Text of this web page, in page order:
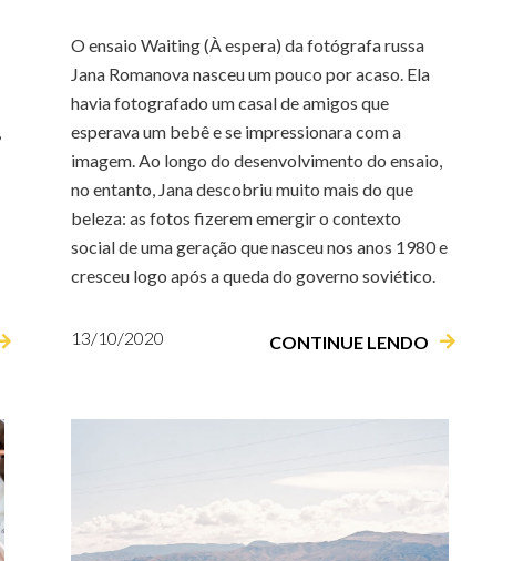
O ensaio Waiting (À espera) da fotógrafa russa
Jana Romanova nasceu um pouco por acaso. Ela
havia fotografado um casal de amigos que
esperava um bebê e se impressionara com a
imagem. Ao longo do desenvolvimento do ensaio,
no entanto, Jana descobriu muito mais do que
beleza: as fotos fizerem emergir o contexto
social de uma geração que nasceu nos anos 1980 e
cresceu logo após a queda do governo soviético.
13/10/2020 CONTINUE LENDO